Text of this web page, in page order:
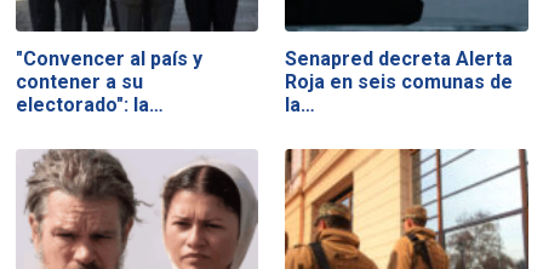
"Convencer al país y
contener a su
electorado": la…
Senapred decreta Alerta
Roja en seis comunas de
la…